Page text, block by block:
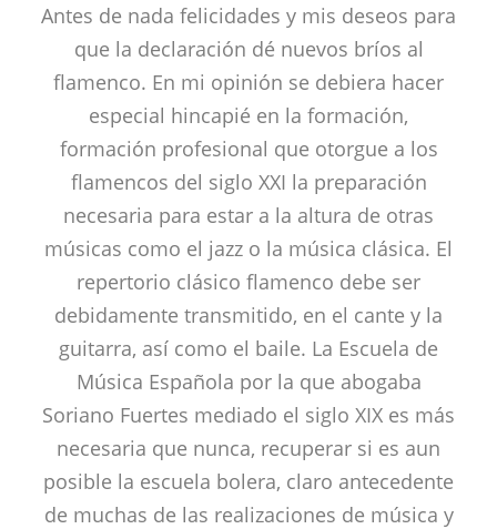
Antes de nada felicidades y mis deseos para
que la declaración dé nuevos bríos al
flamenco. En mi opinión se debiera hacer
especial hincapié en la formación,
formación profesional que otorgue a los
flamencos del siglo XXI la preparación
necesaria para estar a la altura de otras
músicas como el jazz o la música clásica. El
repertorio clásico flamenco debe ser
debidamente transmitido, en el cante y la
guitarra, así como el baile. La Escuela de
Música Española por la que abogaba
Soriano Fuertes mediado el siglo XIX es más
necesaria que nunca, recuperar si es aun
posible la escuela bolera, claro antecedente
de muchas de las realizaciones de música y